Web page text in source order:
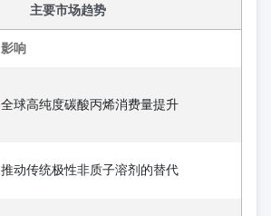
主要市场趋势
影响
全球高纯度碳酸丙烯消费量提升
推动传统极性非质子溶剂的替代